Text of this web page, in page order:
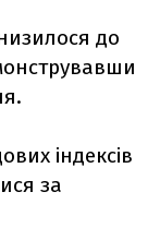
до
індексів
за